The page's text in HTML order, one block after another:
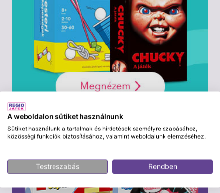
A weboldalon sütiket használnunk
Sütiket használunk a tartalmak és hirdetések személyre szabásához,
közösségi funkciók biztosításához, valamint weboldalunk elemzéséhez.
Testreszabás Rendben